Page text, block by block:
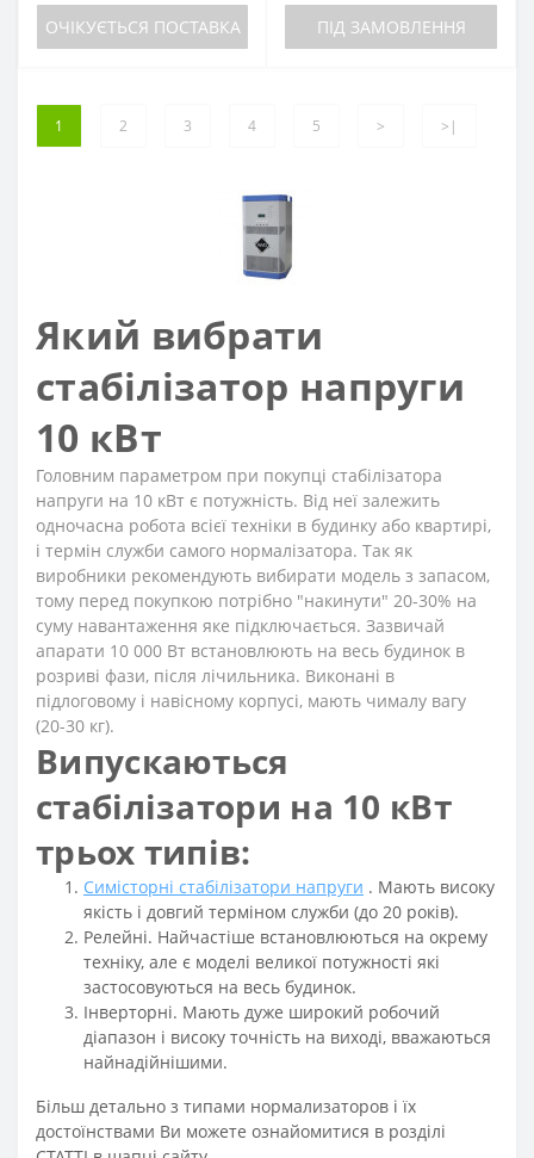
ОЧІКУЄТЬСЯ ПОСТАВКА ПІД ЗАМОВЛЕННЯ
1 2 3 4 5 > >|
Який вибрати
стабілізатор напруги
10 кВт
Головним параметром при покупці стабілізатора
напруги на 10 кВт є потужність. Від неї залежить
одночасна робота всієї техніки в будинку або квартирі,
і термін служби самого нормалізатора. Так як
виробники рекомендують вибирати модель з запасом,
тому перед покупкою потрібно "накинути" 20-30% на
суму навантаження яке підключається. Зазвичай
апарати 10 000 Вт встановлюють на весь будинок в
розриві фази, після лічильника. Виконані в
підлоговому і навісному корпусі, мають чималу вагу
(20-30 кг).
Випускаються
стабілізатори на 10 кВт
трьох типів:
Симісторні стабілізатори напруги . Мають високу
якість і довгий терміном служби (до 20 років).
Релейні. Найчастіше встановлюються на окрему
техніку, але є моделі великої потужності які
застосовуються на весь будинок.
Інверторні. Мають дуже широкий робочий
діапазон і високу точність на виході, вважаються
найнадійнішими.
Більш детально з типами нормализаторов і їх
достоїнствами Ви можете ознайомитися в розділі